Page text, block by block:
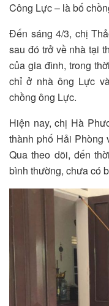
Công Lực – là bố
Đến sáng 4/3, chị
sau đó trở về nhà tại
của gia đình, trong
chỉ ở nhà ông Lực
chồng ông Lực.
Hiện nay, chị Hà
thành phố Hải Phòng
Qua theo dõi, đến
bình thường, chưa có